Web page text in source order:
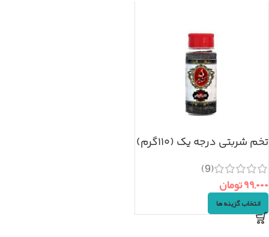
تخم شربتی درجه یک (۱۱۰گرم)
(9)
۹۹,۰۰۰تومان
انتخاب گزینه ها